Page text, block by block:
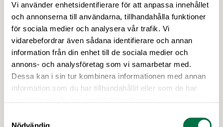
Vi använder enhetsidentifierare för att anpassa innehållet
och annonserna till användarna, tillhandahålla funktioner
för sociala medier och analysera vår trafik. Vi
vidarebefordrar även sådana identifierare och annan
information från din enhet till de sociala medier och
annons- och analysföretag som vi samarbetar med.
Dessa kan i sin tur kombinera informationen med annan
information som du har tillhandahållit eller som de har
Nödvändig
budgetpropositionen för 2021 utifrån ett
forsknings och innovations-perspektiv. Överlag
innehåller propositionen ökade anslag för
forskning och innovation, vilket är positivt.
Viktigast för livsmedelssektorn är dock att
höstensforskningspolitiska proposition tydligt
inkluderar Sveriges tredje största industrigren,
livsmedelsindustrin.